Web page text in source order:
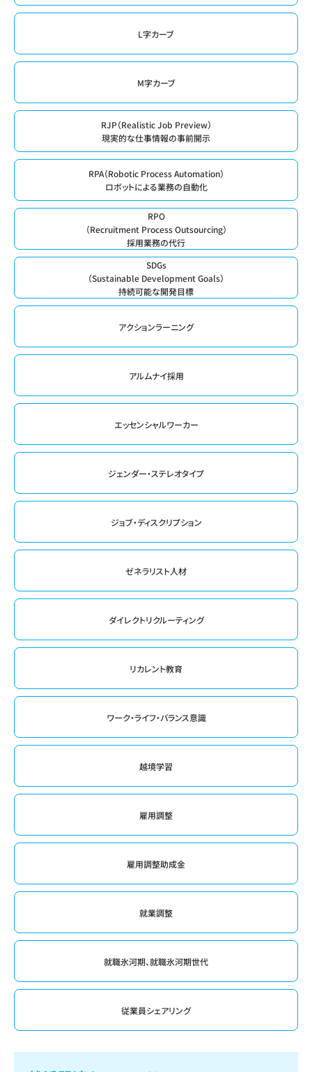
L字カーブ
M字カーブ
RJP（Realistic Job Preview）
現実的な仕事情報の事前開示
RPA（Robotic Process Automation）
ロボットによる業務の自動化
RPO
（Recruitment Process Outsourcing）
採用業務の代行
SDGs
（Sustainable Development Goals）
持続可能な開発目標
アクションラーニング
アルムナイ採用
エッセンシャルワーカー
ジェンダー・ステレオタイプ
ジョブ・ディスクリプション
ゼネラリスト人材
ダイレクトリクルーティング
リカレント教育
ワーク・ライフ・バランス意識
越境学習
雇用調整
雇用調整助成金
就業調整
就職氷河期、就職氷河期世代
従業員シェアリング